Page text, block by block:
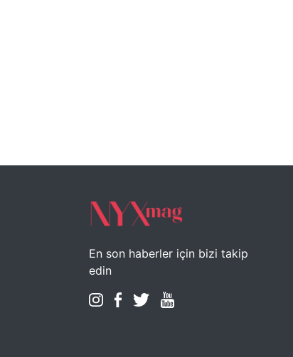
En son haberler için bizi takip
edin